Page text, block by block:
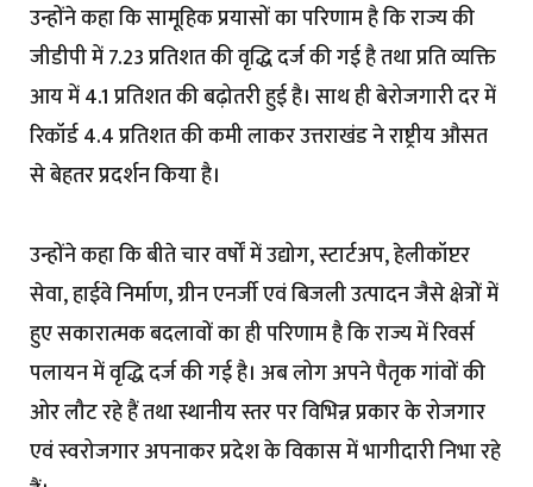
उन्होंने कहा कि सामूहिक प्रयासों का परिणाम है कि राज्य की
जीडीपी में 7.23 प्रतिशत की वृद्धि दर्ज की गई है तथा प्रति व्यक्ति
आय में 4.1 प्रतिशत की बढ़ोतरी हुई है। साथ ही बेरोजगारी दर में
रिकॉर्ड 4.4 प्रतिशत की कमी लाकर उत्तराखंड ने राष्ट्रीय औसत
से बेहतर प्रदर्शन किया है।
उन्होंने कहा कि बीते चार वर्षों में उद्योग, स्टार्टअप, हेलीकॉप्टर
सेवा, हाईवे निर्माण, ग्रीन एनर्जी एवं बिजली उत्पादन जैसे क्षेत्रों में
हुए सकारात्मक बदलावों का ही परिणाम है कि राज्य में रिवर्स
पलायन में वृद्धि दर्ज की गई है। अब लोग अपने पैतृक गांवों की
ओर लौट रहे हैं तथा स्थानीय स्तर पर विभिन्न प्रकार के रोजगार
एवं स्वरोजगार अपनाकर प्रदेश के विकास में भागीदारी निभा रहे